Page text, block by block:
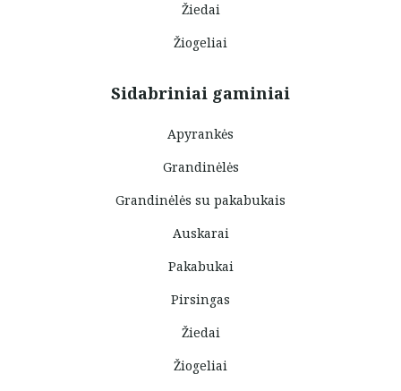
Žiedai
Žiogeliai
Sidabriniai gaminiai
Apyrankės
Grandinėlės
Grandinėlės su pakabukais
Auskarai
Pakabukai
Pirsingas
Žiedai
Žiogeliai